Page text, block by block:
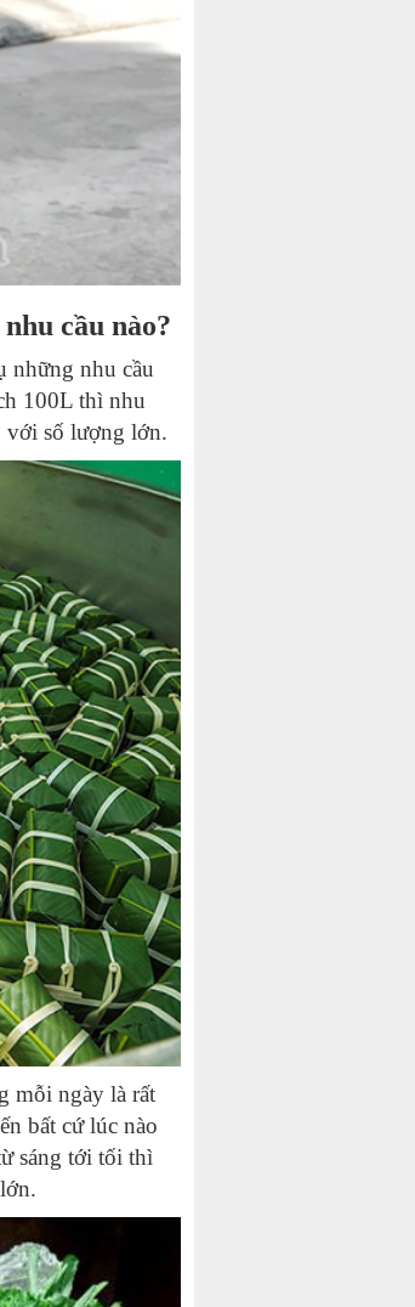
cầu nào?
những nhu cầu
100L thì nhu
với số lượng lớn.
mỗi ngày là rất
bất cứ lúc nào
sáng tới tối thì